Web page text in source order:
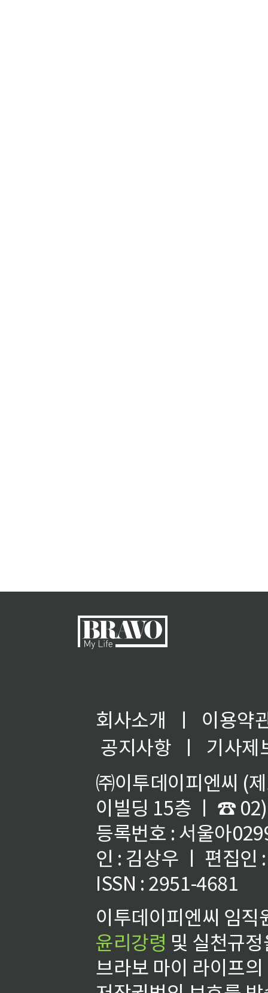
회사소개 ㅣ
이용약
공지사항
ㅣ
기사제
㈜이투데이피엔씨 (
이빌딩 15층 ㅣ ☎
등록번호 : 서울아
인 : 김상우 ㅣ 편집인
ISSN : 2951-4681
이투데이피엔씨 임
윤리강령 및 실천규
브라보 마이 라이프